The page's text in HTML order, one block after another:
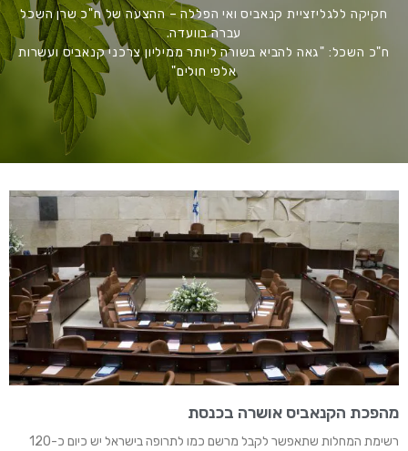
חקיקה ללגליזציית קנאביס ואי הפללה – ההצעה של ח"כ שרן השכל
עברה בוועדה.
ח"כ השכל: "גאה להביא בשורה ליותר ממיליון צרכני קנאביס ועשרות
אלפי חולים"
מהפכת הקנאביס אושרה בכנסת
רשימת המחלות שתאפשר לקבל מרשם כמו לתרופה בישראל יש כיום כ-120